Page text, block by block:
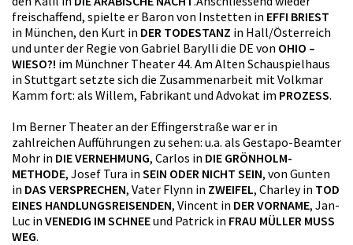
freischaffend, spielte er Baron von Instetten in EFFI BRIEST
in München, den Kurt in DER TODESTANZ in Hall/Österreich
und unter der Regie von Gabriel Barylli die DE von OHIO –
WIESO?! im Münchner Theater 44. Am Alten Schauspielhaus
in Stuttgart setzte sich die Zusammenarbeit mit Volkmar
Kamm fort: als Willem, Fabrikant und Advokat im PROZESS.
Im Berner Theater an der Effingerstraße war er in
zahlreichen Aufführungen zu sehen: u.a. als Gestapo-Beamter
Mohr in DIE VERNEHMUNG, Carlos in DIE GRÖNHOLM-
METHODE, Josef Tura in SEIN ODER NICHT SEIN, von Gunten
in DAS VERSPRECHEN, Vater Flynn in ZWEIFEL, Charley in TOD
EINES HANDLUNGSREISENDEN, Vincent in DER VORNAME, Jan-
Luc in VENEDIG IM SCHNEEund Patrick in FRAU MÜLLER MUSS
WEG.